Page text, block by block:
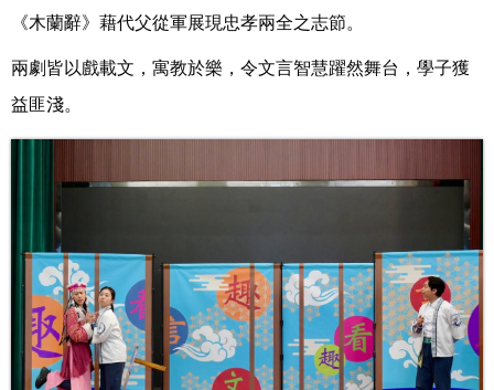
《木蘭辭》藉代父從軍展現忠孝兩全之志節。
兩劇皆以戲載文，寓教於樂，令文言智慧躍然舞台，學子獲
益匪淺。